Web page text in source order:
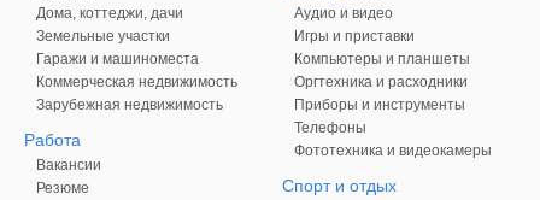
Дома, коттеджи, дачи
Земельные участки
Гаражи и машиноместа
Коммерческая недвижимость
Зарубежная недвижимость
Работа
Вакансии
Резюме
Аудио и видео
Игры и приставки
Компьютеры и планшеты
Оргтехника и расходники
Приборы и инструменты
Телефоны
Фототехника и видеокамеры
Спорт и отдых